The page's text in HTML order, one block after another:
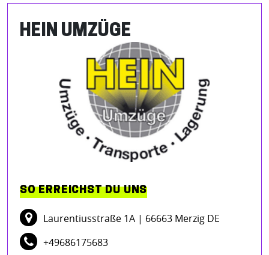
HEIN UMZÜGE
SO ERREICHST DU UNS
Laurentiusstraße 1A | 66663 Merzig DE
+49686175683